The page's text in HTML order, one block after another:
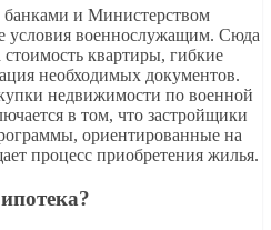
банками и Министерством
условия военнослужащим. Сюда
квартиры, гибкие
необходимых документов.
недвижимости по военной
в том, что застройщики
ориентированные на
процесс приобретения жилья.